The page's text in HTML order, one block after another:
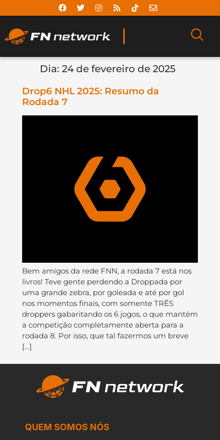
Dia: 24 de fevereiro de 2025
Drop6 NHL 2025: Resumo da
Rodada 7
Bem amigos da rede FNN, a rodada 7 está nos
livros! Teve gente perdendo a Droppada por
uma grande zebra, por goleada e até por gol
nos momentos finais, com somente TRÊS
droppers gabaritando os 6 jogos, o que mantém
a competição completamente aberta para a
rodada 8. Por isso, que tal fazermos um breve
[…]
QUEM SOMOS NÓS